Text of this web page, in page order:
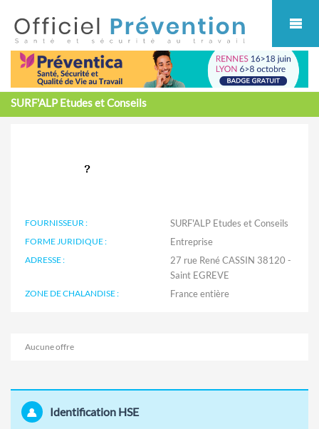
SURF'ALP Etudes et Conseils
FOURNISSEUR : SURF'ALP Etudes et Conseils
FORME JURIDIQUE : Entreprise
ADRESSE :
27 rue René CASSIN 38120 -
Saint EGREVE
ZONE DE CHALANDISE :
Aucune offre
Identification HSE